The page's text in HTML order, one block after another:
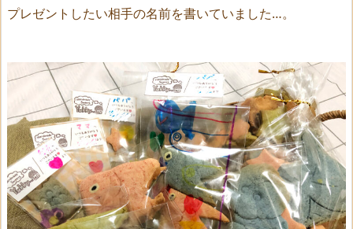
プレゼントしたい相手の名前を書いていました…。